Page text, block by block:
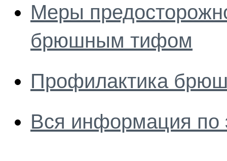
Меры
брюшным тифом
Профилактика
Вся информация по